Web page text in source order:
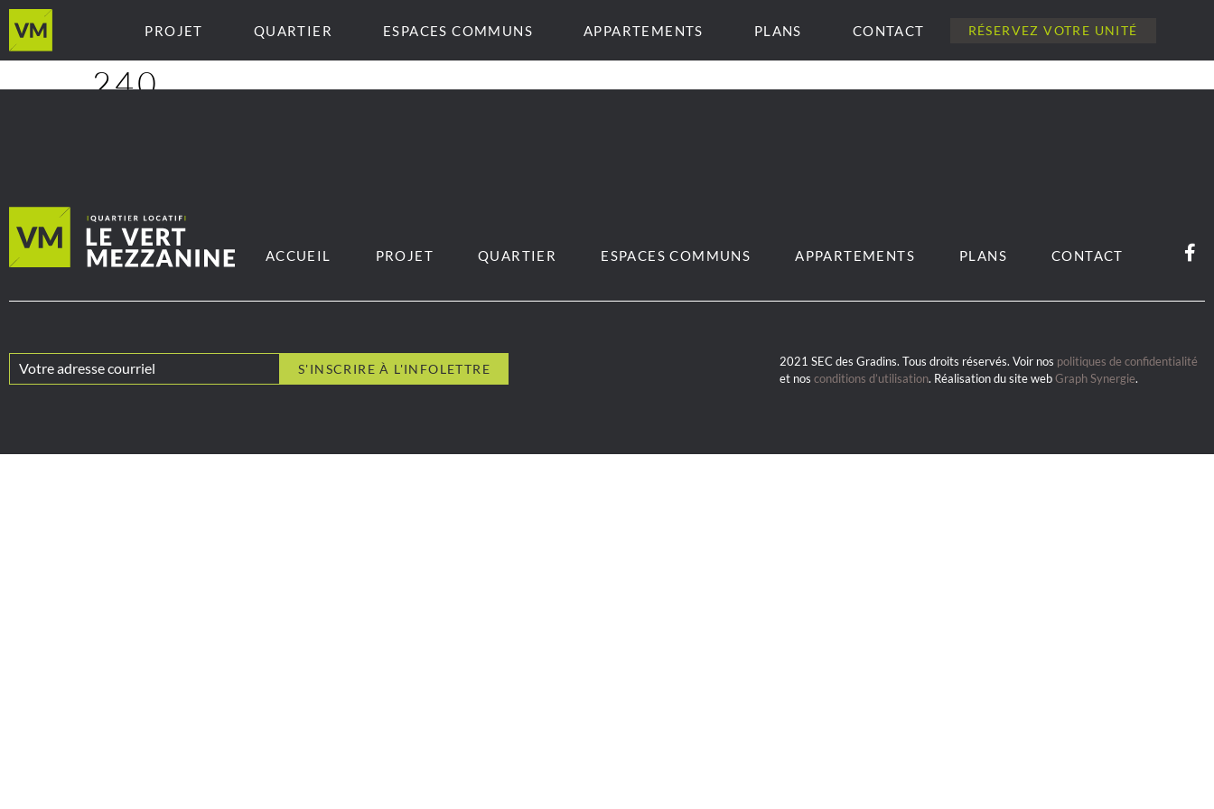
PROJET QUARTIER ESPACES COMMUNS APPARTEMENTS PLANS CONTACT RÉSERVEZ VOTRE UNITÉ
240
ACCUEIL PROJET QUARTIER ESPACES COMMUNS APPARTEMENTS PLANS CONTACT
2021 SEC des Gradins. Tous droits réservés. Voir nos politiques de confidentialité
et nosconditions d’utilisation. Réalisation du site webGraph Synergie.